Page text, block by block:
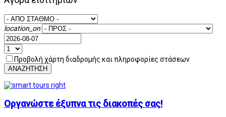
location_on
Προβολή χάρτη διαδρομής και πληροφορίες στάσεων
ΑΝΑΖΗΤΗΣΗ
Οργανώστε έξυπνα τις διακοπές σας!